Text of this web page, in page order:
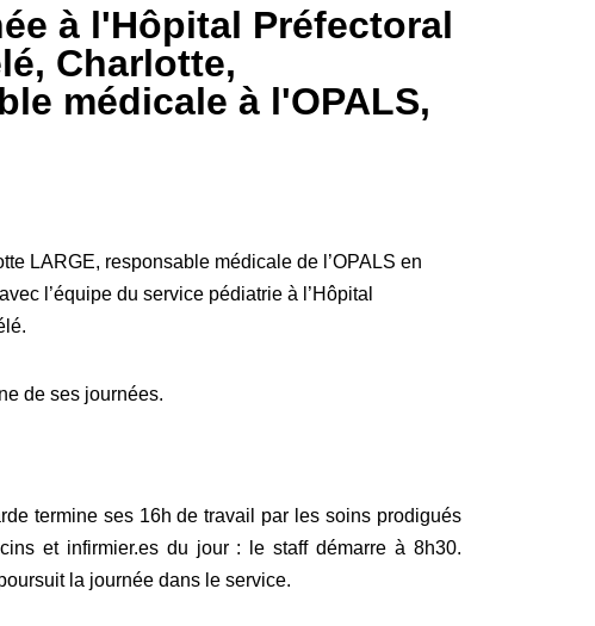
à l'Hôpital Préfectoral
Charlotte,
médicale à l'OPALS,
LARGE, responsable médicale de l’OPALS en
l’équipe du service pédiatrie à l’Hôpital
de ses journées.
termine ses 16h de travail par les soins prodigués
et infirmier.es du jour : le staff démarre à 8h30.
la journée dans le service.